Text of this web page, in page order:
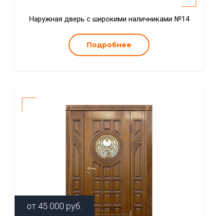
Наружная дверь с широкими наличниками №14
Подробнее
от 45 000 руб.